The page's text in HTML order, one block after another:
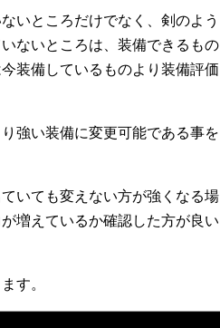
いところだけでなく、剣のよう
ないところは、装備できるもの
装備しているものより装備評価
強い装備に変更可能である事を
いても変えない方が強くなる場
増えているか確認した方が良い
す。